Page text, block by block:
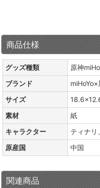
商品仕様
グッズ種類
原神
ブランド
サイズ
素材
紙
キャラクター
ティナリ
原産国
中国
関連商品